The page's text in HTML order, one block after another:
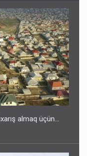
almaq üçün...